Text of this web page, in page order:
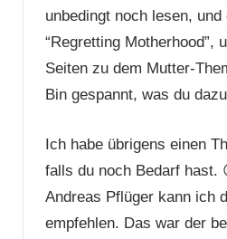
unbedingt noch lesen,
“Regretting Motherhood”,
Seiten zu dem Mutter-
Bin gespannt, was du
Ich habe übrigens einen
falls du noch Bedarf hast.
Andreas Pflüger kann ich
empfehlen. Das war der